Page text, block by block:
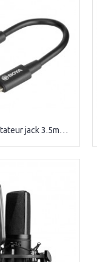
Boya K3 Adaptateur jack 3.5mm - iphone